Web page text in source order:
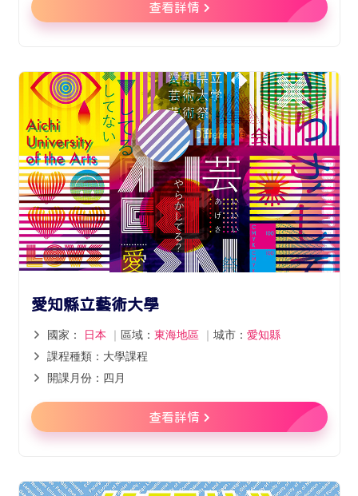
查看詳情
愛知縣立藝術大學
國家： 日本 ｜ 區域： 東海地區 ｜ 城市： 愛知縣
課程種類：大學課程
開課月份：四月
查看詳情